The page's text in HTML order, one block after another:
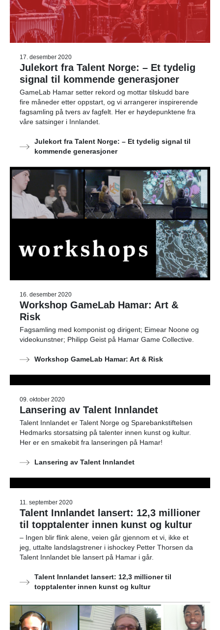
17. desember 2020
Julekort fra Talent Norge: – Et tydelig
signal til kommende generasjoner
GameLab Hamar setter rekord og mottar tilskudd bare
fire måneder etter oppstart, og vi arrangerer inspirerende
fagsamling på tvers av fagfelt. Her er høydepunktene fra
våre satsinger i Innlandet.
Julekort fra Talent Norge: – Et tydelig signal til
kommende generasjoner
16. desember 2020
Workshop GameLab Hamar: Art &
Risk
Fagsamling med komponist og dirigent; Eimear Noone og
videokunstner; Philipp Geist på Hamar Game Collective.
Workshop GameLab Hamar: Art & Risk
09. oktober 2020
Lansering av Talent Innlandet
Talent Innlandet er Talent Norge og Sparebankstiftelsen
Hedmarks storsatsing på talenter innen kunst og kultur.
Her er en smakebit fra lanseringen på Hamar!
Lansering av Talent Innlandet
11. september 2020
Talent Innlandet lansert: 12,3 millioner
til topptalenter innen kunst og kultur
– Ingen blir flink alene, veien går gjennom et vi, ikke et
jeg, uttalte landslagstrener i ishockey Petter Thorsen da
Talent Innlandet ble lansert på Hamar i går.
Talent Innlandet lansert: 12,3 millioner til
topptalenter innen kunst og kultur